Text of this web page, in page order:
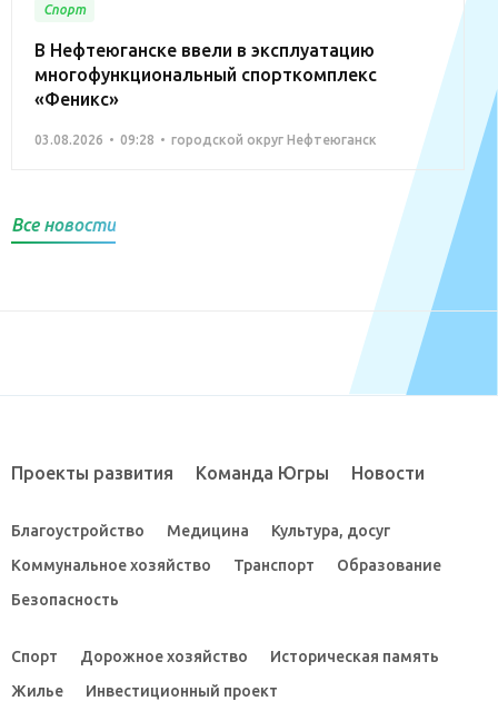
Спорт
В Нефтеюганске ввели в эксплуатацию
многофункциональный спорткомплекс
«Феникс»
03.08.2026 09:28 городской округ Нефтеюганск
Все новости
Проекты развития Команда Югры Новости
Благоустройство Медицина
Культура, досуг
Коммунальное хозяйство
Транспорт
Образование
Безопасность
Спорт Дорожное хозяйство
Историческая память
Жилье
Инвестиционный проект